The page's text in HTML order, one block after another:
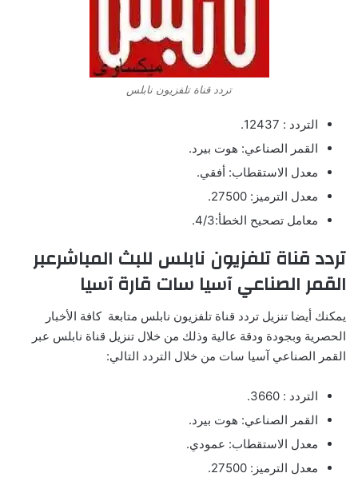
تردد قناة تلفزيون نابلس
التردد : 12437.
القمر الصناعي: هوت بيرد.
معدل الاستقطاب: أفقي.
معدل الترميز: 27500.
معامل تصحيح الخطأ:4/3.
تردد قناة تلفزيون نابلس للبث المباشرعبر
القمر الصناعي آسيا سات قارة آسيا
يمكنك أيضا تنزيل تردد قناة تلفزيون نابلس متابعة كافة الأخبار
الحصرية وبجودة ودقة عالية وذلك من خلال تنزيل قناة نابلس عبر
القمر الصناعي آسيا سات من خلال التردد التالي:
التردد : 3660.
القمر الصناعي: هوت بيرد.
معدل الاستقطاب: عمودي.
معدل الترميز: 27500.